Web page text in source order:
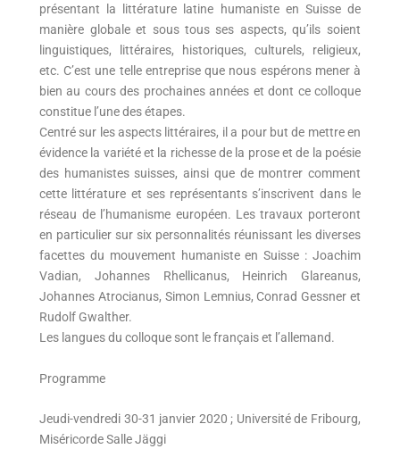
présentant la littérature latine humaniste en Suisse de
manière globale et sous tous ses aspects, qu’ils soient
linguistiques, littéraires, historiques, culturels, religieux,
etc. C’est une telle entreprise que nous espérons mener à
bien au cours des prochaines années et dont ce colloque
constitue l’une des étapes.
Centré sur les aspects littéraires, il a pour but de mettre en
évidence la variété et la richesse de la prose et de la poésie
des humanistes suisses, ainsi que de montrer comment
cette littérature et ses représentants s’inscrivent dans le
réseau de l’humanisme européen. Les travaux porteront
en particulier sur six personnalités réunissant les diverses
facettes du mouvement humaniste en Suisse : Joachim
Vadian, Johannes Rhellicanus, Heinrich Glareanus,
Johannes Atrocianus, Simon Lemnius, Conrad Gessner et
Rudolf Gwalther.
Les langues du colloque sont le français et l’allemand.
Programme
Jeudi-vendredi 30-31 janvier 2020 ; Université de Fribourg,
Miséricorde Salle Jäggi